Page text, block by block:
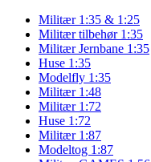
Militær 1:35 & 1:25
Militær tilbehør 1:35
Militær Jernbane 1:35
Huse 1:35
Modelfly 1:35
Militær 1:48
Militær 1:72
Huse 1:72
Militær 1:87
Modeltog 1:87